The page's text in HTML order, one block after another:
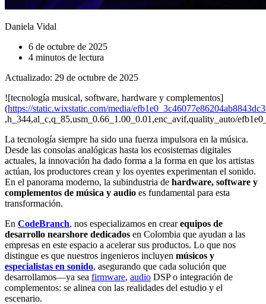
Daniela Vidal
6 de octubre de 2025
4 minutos de lectura
Actualizado: 29 de octubre de 2025
![tecnología musical, software, hardware y complementos]
(https://static.wixstatic.com/media/
,h_344,al_c,q_85,usm_0.66_1.00_0.01,enc_avif,quality_auto/
La tecnología siempre ha sido una fuerza impulsora en la música.
Desde las consolas analógicas hasta los ecosistemas digitales
actuales, la innovación ha dado forma a la forma en que los artistas
actúan, los productores crean y los oyentes experimentan el sonido.
En el panorama moderno, la subindustria de hardware, software y
complementos de música y audio es fundamental para esta
transformación.
En CodeBranch, nos especializamos en crearequipos de
desarrollo nearshore dedicados en Colombia que ayudan a las
empresas en este espacio a acelerar sus productos. Lo que nos
distingue es que nuestros ingenieros incluyen músicos y
especialistas en sonido, asegurando que cada solución que
desarrollamos—ya sea firmware, audio DSP o integración de
complementos: se alinea con las realidades del estudio y el
escenario.